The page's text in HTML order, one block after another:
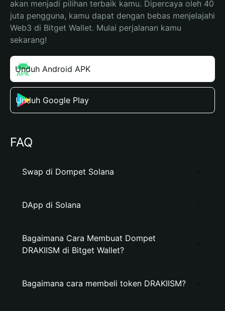
akan menjadi pilihan terbaik kamu. Dipercaya oleh 40
juta pengguna, kamu dapat dengan bebas menjelajahi
Web3 di Bitget Wallet. Mulai perjalanan kamu
sekarang!
Unduh Android APK
Unduh Google Play
FAQ
Swap di Dompet Solana
DApp di Solana
Bagaimana Cara Membuat Dompet
DRAKIISM di Bitget Wallet?
Bagaimana cara membeli token DRAKIISM?